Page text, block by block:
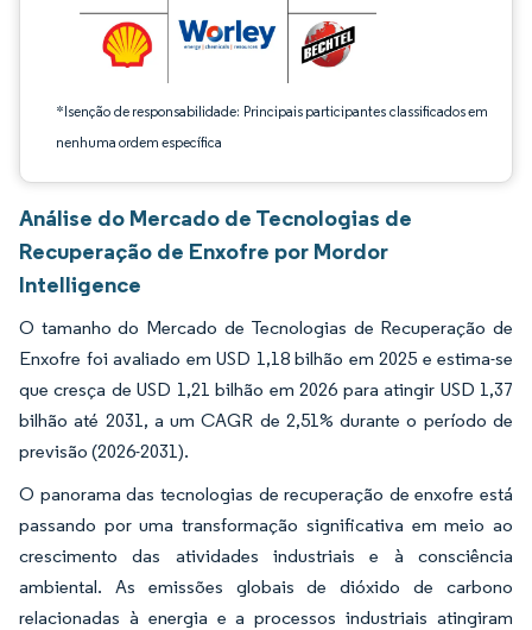
*Isenção de responsabilidade: Principais participantes classificados em
nenhuma ordem específica
Análise do Mercado de Tecnologias de
Recuperação de Enxofre por Mordor
Intelligence
O tamanho do Mercado de Tecnologias de Recuperação de
Enxofre foi avaliado em USD 1,18 bilhão em 2025 e estima-se
que cresça de USD 1,21 bilhão em 2026 para atingir USD 1,37
bilhão até 2031, a um CAGR de 2,51% durante o período de
previsão (2026-2031).
O panorama das tecnologias de recuperação de enxofre está
passando por uma transformação significativa em meio ao
crescimento das atividades industriais e à consciência
ambiental. As emissões globais de dióxido de carbono
relacionadas à energia e a processos industriais atingiram